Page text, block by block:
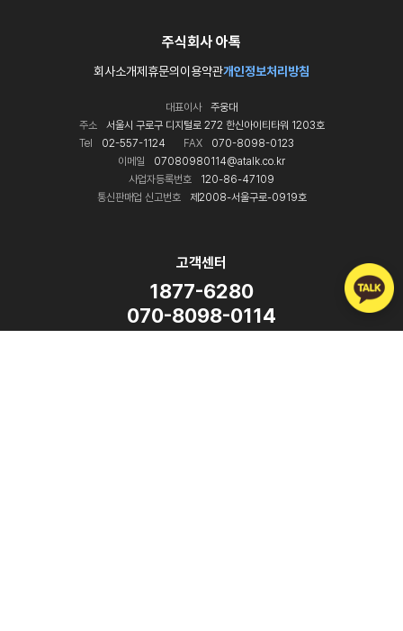
주식회사 아톡
회사소개제휴문의 이용약관개인정보처리방침
대표이사
주웅대
주소
서울시 구로구 디지털로 272 한신아이티타워 1203호
Tel
02-557-1124 FAX
070-8098-0123
이메일
07080980114@atalk.co.kr
사업자등록번호
120-86-47109
통신판매업 신고번호
제2008-서울구로-0919호
고객센터
1877-6280
070-8098-0114